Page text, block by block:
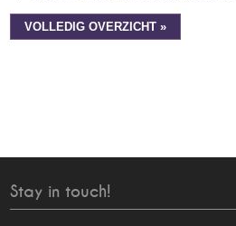
VOLLEDIG OVERZICHT »
Stay in touch!